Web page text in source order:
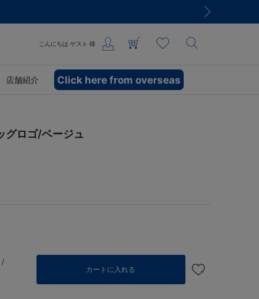
こんにちは ゲスト 様
店舗紹介 Click here from overseas
グロゴ/ベージュ
/
カートに入れる